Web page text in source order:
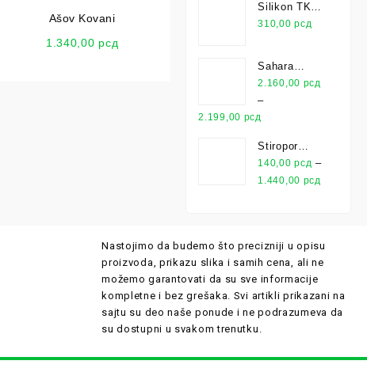
Ašov Kovani
1.340,00 рсд
Silikon TKK
Universal
310,00рсд
Sahara
Maxidecor
1L
2.160,00 рсд
–
2.199,00 рсд
Stiropor
Jubizol EPS
F-WO
140,00рсд –
1.440,00 рсд
Nastojimo da budemo što precizniji u opisu
proizvoda, prikazu slika i samih cena, ali ne
možemo garantovati da su sve informacije
kompletne i bez grešaka. Svi artikli prikazani na
sajtu su deo naše ponude i ne podrazumeva da
su dostupni u svakom trenutku.